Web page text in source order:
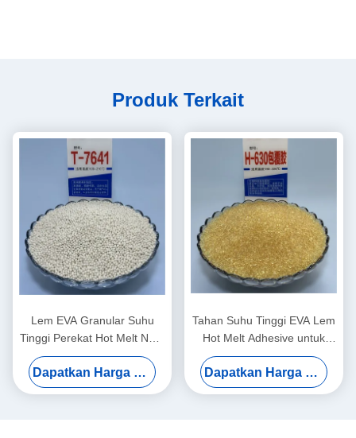
Produk Terkait
Lem EVA Granular Suhu
Tinggi Perekat Hot Melt Non-
marking untuk Pengerjaan
Kayu dan Konstruksi
Dapatkan Harga Terbaik
Tahan Suhu Tinggi EVA Lem
Hot Melt Adhesive untuk
Edgebanding Furniture
dengan Shelf Life 24 Bulan
Dapatkan Harga Terbaik